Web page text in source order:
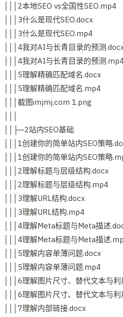
│││2本地SEO vs全国性SEO.mp4
│││3什么是现代SEO.docx
│││3什么是现代SEO.mp4
│││4我对AI与长青目录的预测
│││4我对AI与长青目录的预测
│││5理解精确匹配域名.docx
│││5理解精确匹配域名.mp4
│││截图imjmj.com 1.png
││├─2站内SEO基础
│││1创建你的简单站内SEO策略
│││1创建你的简单站内SEO策略
│││2理解标题与层级结构.docx
│││2理解标题与层级结构.mp4
│││3理解URL结构.docx
│││3理解URL结构.mp4
│││4理解Meta标题与Meta描述
│││4理解Meta标题与Meta描述
│││5理解内容单薄问题.docx
│││5理解内容单薄问题.mp4
│││6理解图片尺寸、替代文本与
│││6理解图片尺寸、替代文本与
│││7理解内部链接.docx